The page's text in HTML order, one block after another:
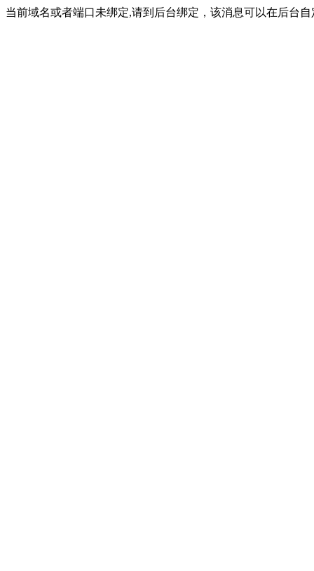
当前域名或者端口未绑定,请到后台绑定，该消息可以在后台自